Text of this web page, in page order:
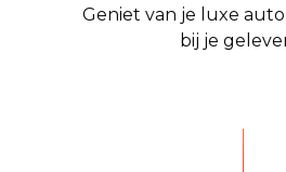
Geniet van je luxe
bij je